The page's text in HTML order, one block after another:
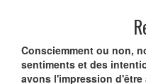
Consciemment ou non,
sentiments et des
avons l'impression